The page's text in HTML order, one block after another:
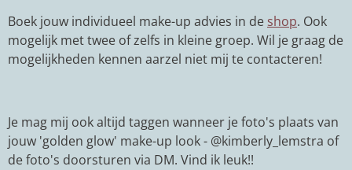
Boek jouw individueel make-up advies in de shop. Ook
mogelijk met twee of zelfs in kleine groep. Wil je graag de
mogelijkheden kennen aarzel niet mij te contacteren!
Je mag mij ook altijd taggen wanneer je foto's plaats van
jouw 'golden glow' make-up look - @kimberly_lemstra of
de foto's doorsturen via DM. Vind ik leuk!!